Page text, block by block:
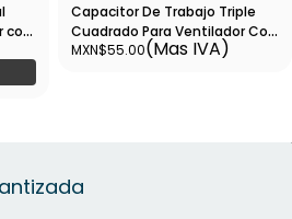
con
Capacitor De Trabajo Triple
Cuadrado Para Ventilador Con
Cables 4+5+6UF, 250V -
MXN$55.00(Mas IVA)